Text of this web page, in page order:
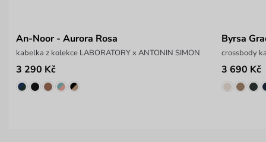
An-Noor - Aurora Rosa
kabelka z kolekce LABORATORY x ANTONIN SIMON
3 290 Kč
Byrsa
crossbody
3 690 Kč